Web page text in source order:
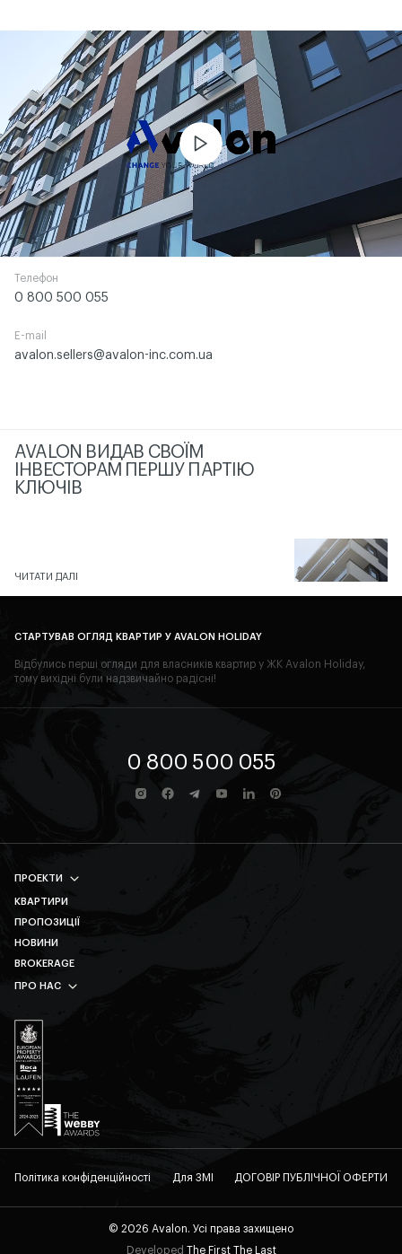
ЧИТАТИ ІСТОРІЮ
Телефон
0 800 500 055
E-mail
avalon.sellers@avalon-inc.com.ua
AVALON ВИДАВ СВОЇМ
ІНВЕСТОРАМ ПЕРШУ ПАРТІЮ
КЛЮЧІВ
ЧИТАТИ ДАЛІ
СТАРТУВАВ ОГЛЯД КВАРТИР У AVALON HOLIDAY
Відбулись перші огляди для власників квартир у ЖК Avalon Holiday,
тому вихідні були надзвичайно радісні!
0 800 500 055
ПРОЕКТИ
AVALON PRIME
AVALON MAGNOLIA
AVALON YARD CLUB
AVALON HOLIDAY
ДИВИТИСЯ ВСІ
КВАРТИРИ
ПРОПОЗИЦІЇ
НОВИНИ
BROKERAGE
ПРО НАС
ФОРМА ЧЕСНОГО ВІДГУКУ
Політика конфіденційності Для ЗМІ ДОГОВІР ПУБЛІЧНОЇ ОФЕРТИ
© 2026 Avalon. Усі права захищено
Developed The First The Last